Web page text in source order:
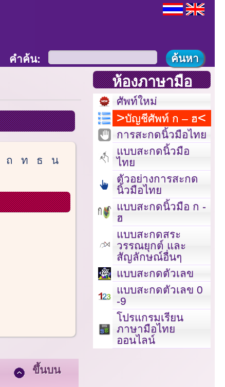
คำค้น:
ถ ท ธ
น
ขึ้นบน
ห้องภาษามือ
ศัพท์ใหม่
บัญชีศัพท์ ก – ฮ
การสะกดนิ้วมือไทย
แบบสะกดนิ้วมือ
ไทย
ตัวอย่างการสะกด
นิ้วมือไทย
แบบสะกดนิ้วมือ ก -
ฮ
แบบสะกดสระ
วรรณยุกต์ และ
สัญลักษณ์อื่นๆ
แบบสะกดตัวเลข
แบบสะกดตัวเลข 0
-9
โปรแกรมเรียน
ภาษามือไทย
ออนไลน์